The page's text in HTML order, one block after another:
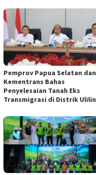
Pemprov Papua Selatan dan
Kementrans Bahas
Penyelesaian Tanah Eks
Transmigrasi di Distrik Ulilin